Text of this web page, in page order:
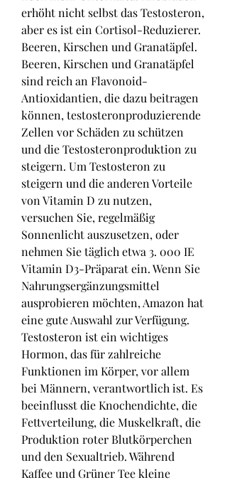
erhöht nicht selbst das Testosteron,
aber es ist ein Cortisol-Reduzierer.
Beeren, Kirschen und Granatäpfel.
Beeren, Kirschen und Granatäpfel
sind reich an Flavonoid-
Antioxidantien, die dazu beitragen
können, testosteronproduzierende
Zellen vor Schäden zu schützen
und die Testosteronproduktion zu
steigern. Um Testosteron zu
steigern und die anderen Vorteile
von Vitamin D zu nutzen,
versuchen Sie, regelmäßig
Sonnenlicht auszusetzen, oder
nehmen Sie täglich etwa 3. 000 IE
Vitamin D3-Präparat ein. Wenn Sie
Nahrungsergänzungsmittel
ausprobieren möchten, Amazon hat
eine gute Auswahl zur Verfügung.
Testosteron ist ein wichtiges
Hormon, das für zahlreiche
Funktionen im Körper, vor allem
bei Männern, verantwortlich ist. Es
beeinflusst die Knochendichte, die
Fettverteilung, die Muskelkraft, die
Produktion roter Blutkörperchen
und den Sexualtrieb. Während
Kaffee und Grüner Tee kleine